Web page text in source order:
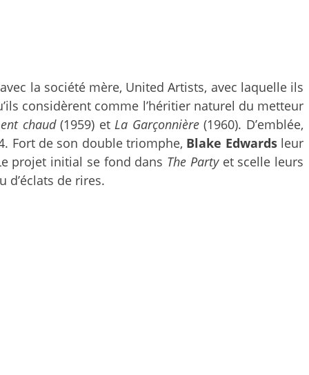
la société mère, United Artists, avec laquelle ils
considèrent comme l’héritier naturel du metteur
chaud(1959) etLa Garçonnière(1960). D’emblée,
Fort de son double triomphe, Blake Edwards leur
projet initial se fond dans The Partyet scelle leurs
d’éclats de rires.